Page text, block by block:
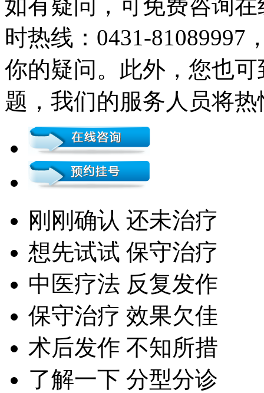
如有疑问，可免费咨询
时热线：0431-81089997
你的疑问。此外，您也
题，我们的服务人员将
刚刚确认 还未治疗
想先试试 保守治疗
中医疗法 反复发作
保守治疗 效果欠佳
术后发作 不知所措
了解一下 分型分诊